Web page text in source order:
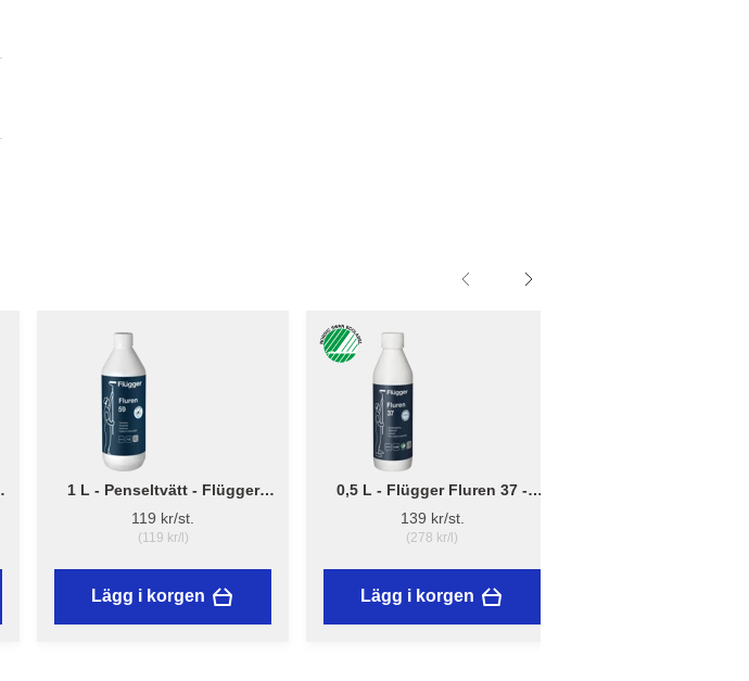
1 L - Penseltvätt - Flügger
Fluren 59
119 kr/st.
(119 kr/l)
Lägg i korgen
0,5 L - Flügger Fluren 37 -
Grundrengöring
139 kr/st.
(278 kr/l)
Lägg i korgen